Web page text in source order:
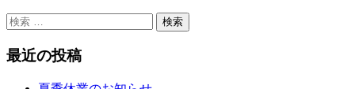
検
最近の投稿